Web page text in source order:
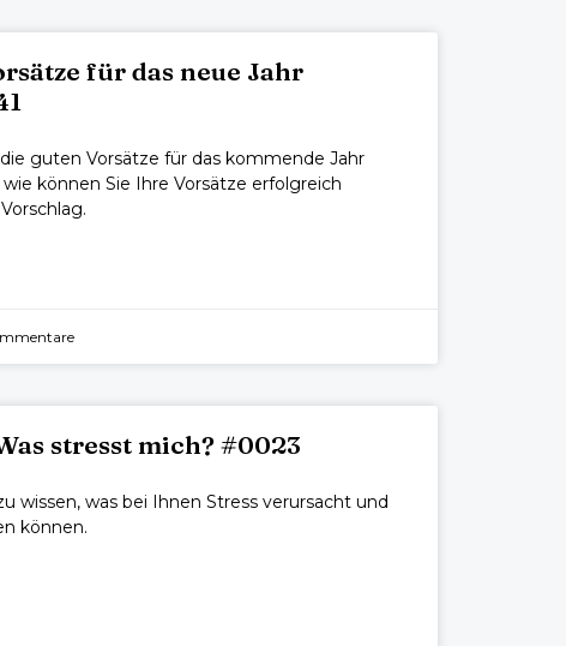
für das neue Jahr
guten Vorsätze für das kommende Jahr
können Sie Ihre Vorsätze erfolgreich
stresst mich? #0023
wissen, was bei Ihnen Stress verursacht und
können.